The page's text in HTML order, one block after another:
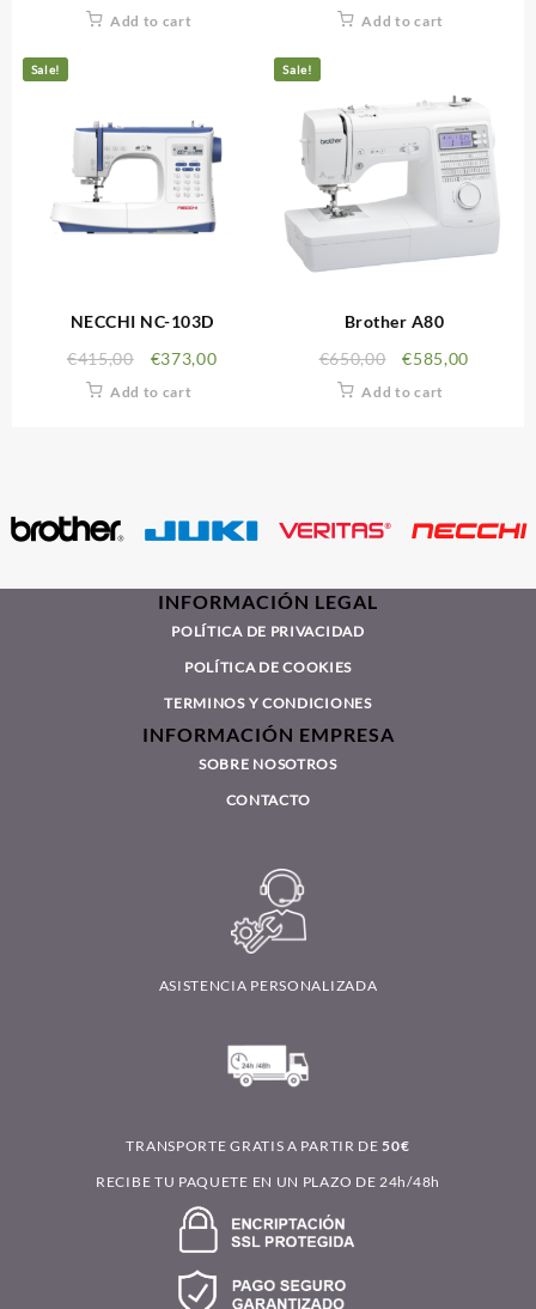
Add to cart Add to cart
Sale!
NECCHI NC-103D
€415,00 €373,00
Add to cart
Sale!
Brother A80
€650,00 €585,00
Add to cart
INFORMACIÓN LEGAL
POLÍTICA DE PRIVACIDAD
POLÍTICA DE COOKIES
TERMINOS Y CONDICIONES
INFORMACIÓN EMPRESA
SOBRE NOSOTROS
CONTACTO
ASISTENCIA PERSONALIZADA
TRANSPORTE GRATIS A PARTIR DE50€
RECIBE TU PAQUETE EN UN PLAZO DE 24h/48h